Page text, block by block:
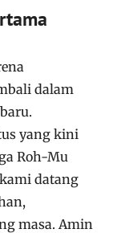
dalam
yang kini
Roh-Mu
datang
masa. Amin